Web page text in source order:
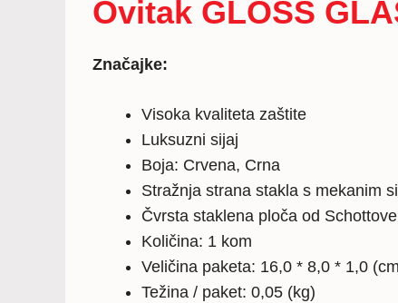
Ovitak GLOSS
Značajke:
Visoka kvaliteta zaštite
Luksuzni sijaj
Boja: Crvena, Crna
Stražnja strana stakla s mekanim
Čvrsta staklena ploča od
Količina: 1 kom
Veličina paketa: 16,0 * 8,0 * 1,0
Težina / paket: 0,05 (kg)